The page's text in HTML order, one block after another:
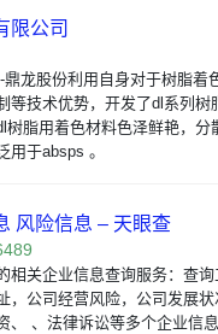
限公司
龙股份利用自身对于树脂着
等技术优势，开发了dl系列树
脂用着色材料色泽鲜艳，分
于absps 。
风险信息 – 天眼查
相关企业信息查询服务：查询
，公司经营风险，公司发展状
、 、法律诉讼等多个企业信